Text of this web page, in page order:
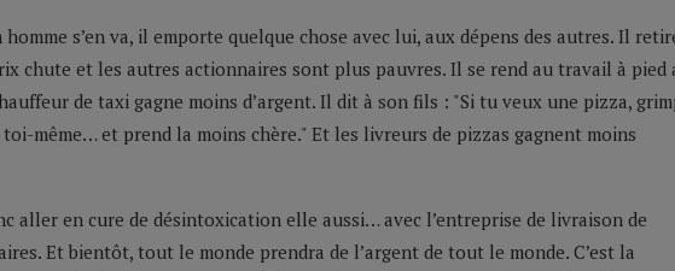
homme s’en va, il emporte quelque chose avec lui, aux dépens des autres. Il
chute et les autres actionnaires sont plus pauvres. Il se rend au travail à pied
de taxi gagne moins d’argent. Il dit à son fils : "Si tu veux une pizza,
même… et prend la moins chère." Et les livreurs de pizzas gagnent moins
aller en cure de désintoxication elle aussi… avec l’entreprise de livraison de
Et bientôt, tout le monde prendra de l’argent de tout le monde. C’est la